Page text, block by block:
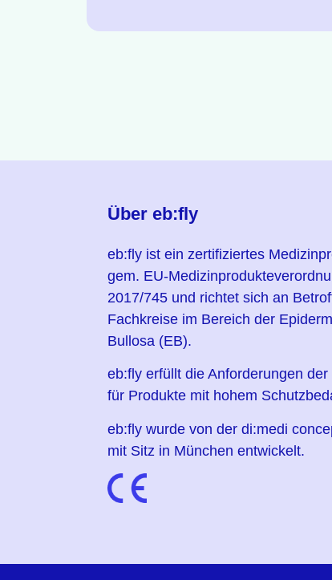
Über eb:fly
eb:fly ist ein zertifiziertes
gem. EU-
2017/745 und richtet sich an
Fachkreise im Bereich der
Bullosa (EB).
eb:fly erfüllt die Anforderungen der
für Produkte mit hohem
eb:fly wurde von der di:medi
mit Sitz in München entwickelt.